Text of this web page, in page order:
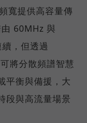
寬提供高容量傳
60MHz 與
，但透過
將分散頻譜智慧
平衡與備援，大
段與高流量場景